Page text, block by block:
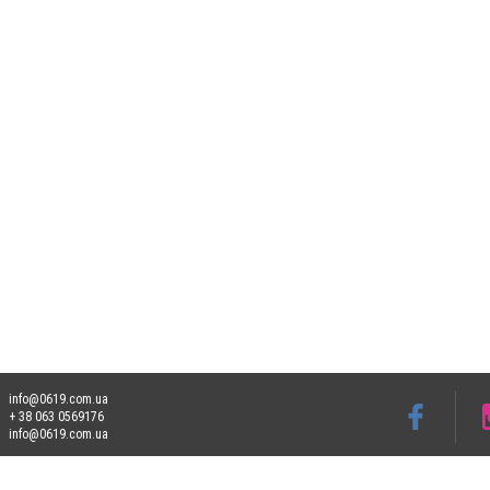
info@0619.com.ua
+ 38 063 0569176
info@0619.com.ua